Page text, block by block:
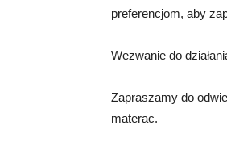
preferencjom, aby
Wezwanie do
Zapraszamy do
materac.